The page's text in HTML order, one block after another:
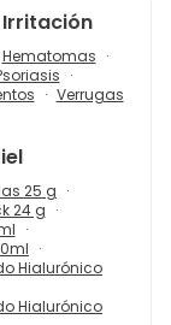
Hematomas
Verrugas
25 g
24 g
Hialurónico
Hialurónico